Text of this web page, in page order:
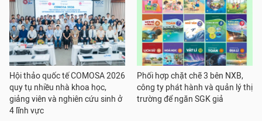
Hội thảo quốc tế COMOSA 2026
quy tụ nhiều nhà khoa học,
giảng viên và nghiên cứu sinh ở
4 lĩnh vực
Phối hợp chặt chẽ 3 bên NXB,
công ty phát hành và quản lý thị
trường để ngăn SGK giả